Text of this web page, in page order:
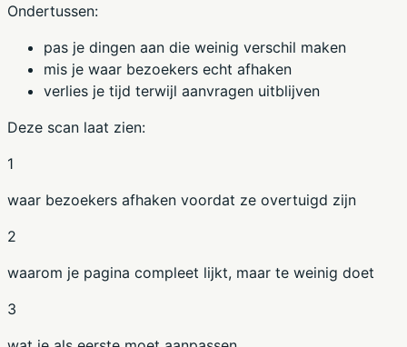
Ondertussen:
pas je dingen aan die weinig verschil maken
mis je waar bezoekers echt afhaken
verlies je tijd terwijl aanvragen uitblijven
Deze scan laat zien:
1
waar bezoekers afhaken voordat ze overtuigd zijn
2
waarom je pagina compleet lijkt, maar te weinig doet
3